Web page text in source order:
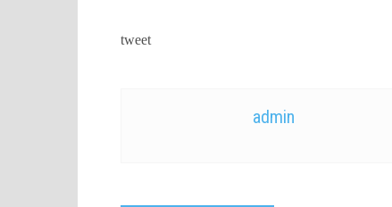
tweet
admin